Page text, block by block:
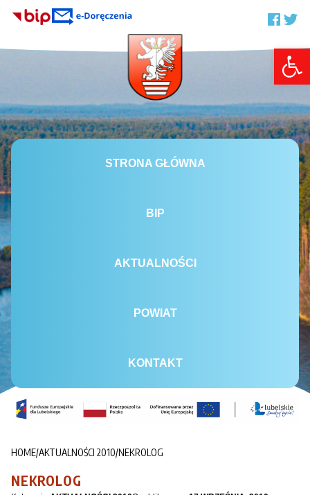
STRONA GŁÓWNA
BIP
AKTUALNOŚCI
POWIAT
KONTAKT
HOME/AKTUALNOŚCI 2010/NEKROLOG
NEKROLOG